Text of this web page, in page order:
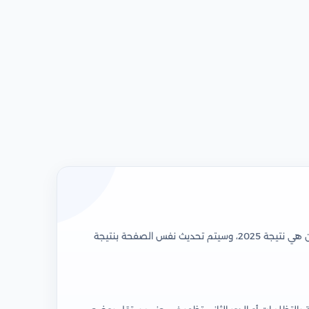
تتيح نذاكر بوابة نتيجة الثانوية الأزهرية 2026 البحث حاليًا برقم الجلوس مباشرة وعرض بيانات الطالب في صفحة منظمة. النتيجة المتاحة الآن هي نتيجة 2025، وسيتم تحديث نفس الصفحة بنتيجة